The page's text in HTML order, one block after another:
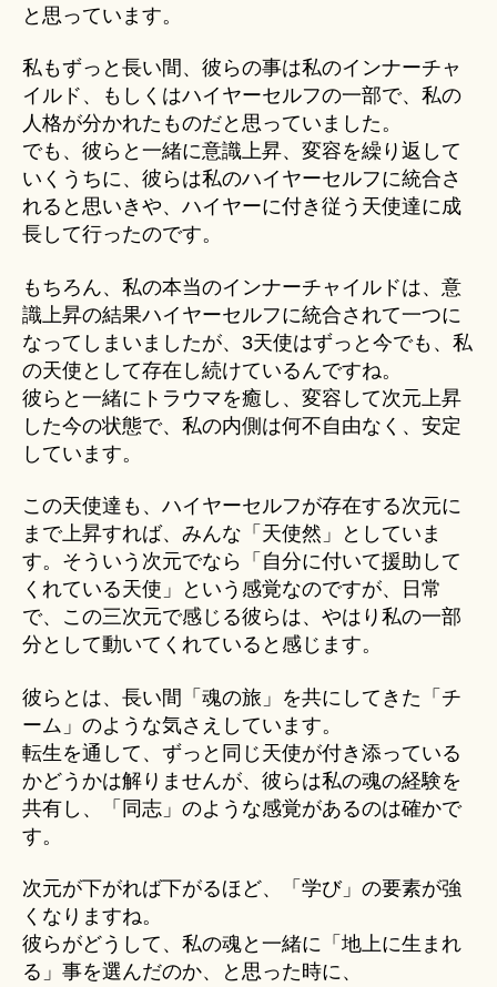
と思っています。
私もずっと長い間、彼らの事は私のインナーチャ
イルド、もしくはハイヤーセルフの一部で、私の
人格が分かれたものだと思っていました。
でも、彼らと一緒に意識上昇、変容を繰り返して
いくうちに、彼らは私のハイヤーセルフに統合さ
れると思いきや、ハイヤーに付き従う天使達に成
長して行ったのです。
もちろん、私の本当のインナーチャイルドは、意
識上昇の結果ハイヤーセルフに統合されて一つに
なってしまいましたが、3天使はずっと今でも、私
の天使として存在し続けているんですね。
彼らと一緒にトラウマを癒し、変容して次元上昇
した今の状態で、私の内側は何不自由なく、安定
しています。
この天使達も、ハイヤーセルフが存在する次元に
まで上昇すれば、みんな「天使然」としていま
す。そういう次元でなら「自分に付いて援助して
くれている天使」という感覚なのですが、日常
で、この三次元で感じる彼らは、やはり私の一部
分として動いてくれていると感じます。
彼らとは、長い間「魂の旅」を共にしてきた「チ
ーム」のような気さえしています。
転生を通して、ずっと同じ天使が付き添っている
かどうかは解りませんが、彼らは私の魂の経験を
共有し、「同志」のような感覚があるのは確かで
す。
次元が下がれば下がるほど、「学び」の要素が強
くなりますね。
彼らがどうして、私の魂と一緒に「地上に生まれ
る」事を選んだのか、と思った時に、